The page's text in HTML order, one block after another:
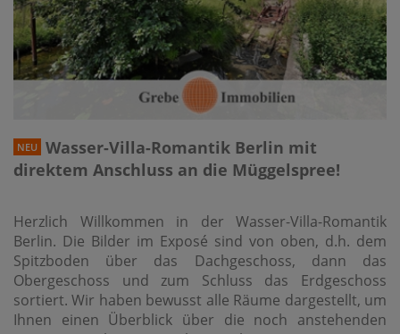
NEU
Wasser-Villa-Romantik Berlin mit
direktem Anschluss an die Müggelspree!
Herzlich Willkommen in der Wasser-Villa-Romantik
Berlin. Die Bilder im Exposé sind von oben, d.h. dem
Spitzboden über das Dachgeschoss, dann das
Obergeschoss und zum Schluss das Erdgeschoss
sortiert. Wir haben bewusst alle Räume dargestellt, um
Ihnen einen Überblick über die noch anstehenden